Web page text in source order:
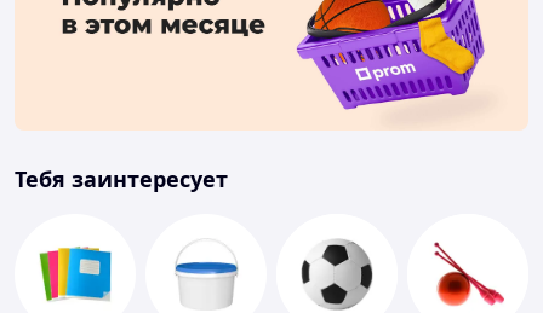
Тебя заинтересует